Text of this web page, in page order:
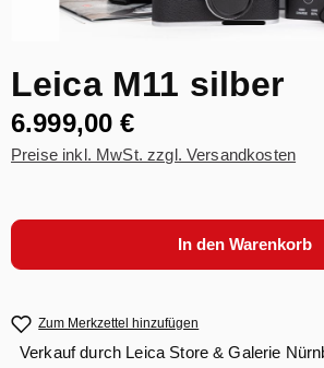
Leica M11 silber
6.999,00 €
Preise inkl. MwSt. zzgl. Versandkosten
In den Warenkorb
Zum Merkzettel hinzufügen
Verkauf durch Leica Store & Galerie